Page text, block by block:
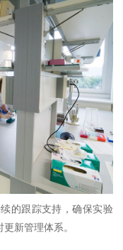
的跟踪支持，确保实验
新管理体系。